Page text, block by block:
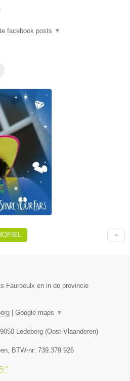
facebook posts ▼
Fauroeulx en in de provincie
Google maps ▼
9050 Ledeberg (Oost-Vlaanderen)
, BTW-nr: 739.379.926
"